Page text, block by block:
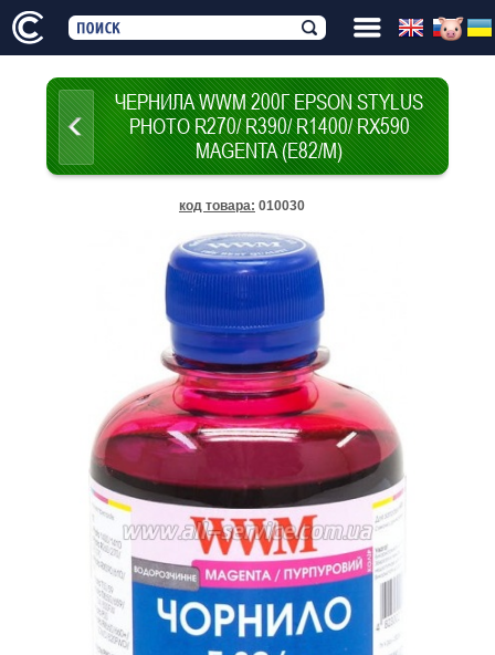
ЧЕРНИЛА WWM 200Г EPSON STYLUS
PHOTO R270/ R390/ R1400/ RX590
MAGENTA (E82/M)
код товара: 010030